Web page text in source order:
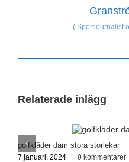
(Sportjournalist
Relaterade inlägg
golfkläder dam stora storlekar
7 januari, 2024 | 0 kommentarer